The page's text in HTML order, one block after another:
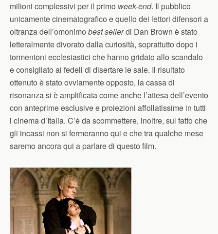
milioni complessivi per il primo week-end. Il pubblico
unicamente cinematografico e quello dei lettori difensori a
oltranza dell’omonimo best sellerdi Dan Brown è stato
letteralmente divorato dalla curiosità, soprattutto dopo i
tormentoni ecclesiastici che hanno gridato allo scandalo
e consigliato ai fedeli di disertare le sale. Il risultato
ottenuto è stato ovviamente opposto, la cassa di
risonanza si è amplificata come anche l’attesa dell’evento
con anteprime esclusive e proiezioni affollatissime in tutti
i cinema d’Italia. C’è da scommettere, inoltre, sul fatto che
gli incassi non si fermeranno qui e che tra qualche mese
saremo ancora qui a parlare di questo film.